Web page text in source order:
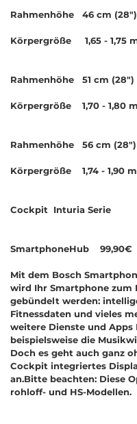
Rahmenhöhe 46 cm (28")
Körpergröße 1,65 - 1,75
Rahmenhöhe 51 cm (28")
Körpergröße 1,70 - 1,80 m
Rahmenhöhe 56 cm (28")
Körpergröße 1,74 - 1,90 m
Cockpit Inturia Serie
SmartphoneHub 99,90€
Mit dem Bosch
wird Ihr Smartphone zum
gebündelt werden:
Fitnessdaten und vieles
weitere Dienste und Apps
beispielsweise die
Doch es geht auch ganz
Cockpit integriertes
an.Bitte beachten: Diese
rohloff- und HS-Modellen.